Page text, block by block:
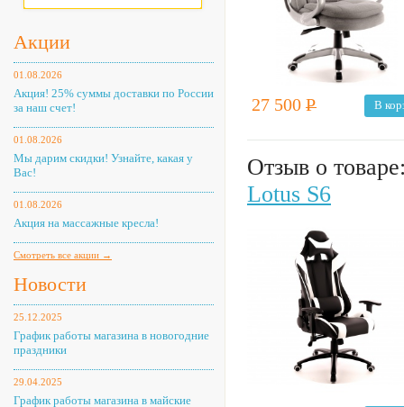
Акции
01.08.2026
Акция! 25% суммы доставки по России
за наш счет!
01.08.2026
Мы дарим скидки! Узнайте, какая у
Вас!
01.08.2026
Акция на массажные кресла!
Смотреть все акции →
Новости
25.12.2025
График работы магазина в новогодние
праздники
29.04.2025
График работы магазина в майские
27 500 Р В
Отзыв о
Lotus S6